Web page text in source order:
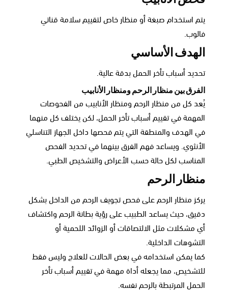
يتم استخدام صبغة أو منظار خاص لتقييم سلامة قناتي
فالوب.
الهدف الأساسي
تحديد أسباب تأخر الحمل بدقة عالية.
الفرق بين منظار الرحم ومنظار الأنابيب
يُعد كل من منظار الرحم ومنظار الأنابيب من الفحوصات
المهمة في تقييم أسباب تأخر الحمل، لكن يختلف كل منهما
في الهدف والمنطقة التي يتم فحصها داخل الجهاز التناسلي
الأنثوي. ويساعد فهم الفرق بينهما في تحديد الفحص
المناسب لكل حالة حسب الأعراض والتشخيص الطبي.
منظار الرحم
يركز منظار الرحم على فحص تجويف الرحم من الداخل بشكل
دقيق، حيث يساعد الطبيب على رؤية بطانة الرحم واكتشاف
أي مشكلات مثل الالتصاقات أو الزوائد اللحمية أو
التشوهات الداخلية.
كما يمكن استخدامه في بعض الحالات للعلاج وليس فقط
للتشخيص، مما يجعله أداة مهمة في تقييم أسباب تأخر
الحمل المرتبطة بالرحم نفسه.